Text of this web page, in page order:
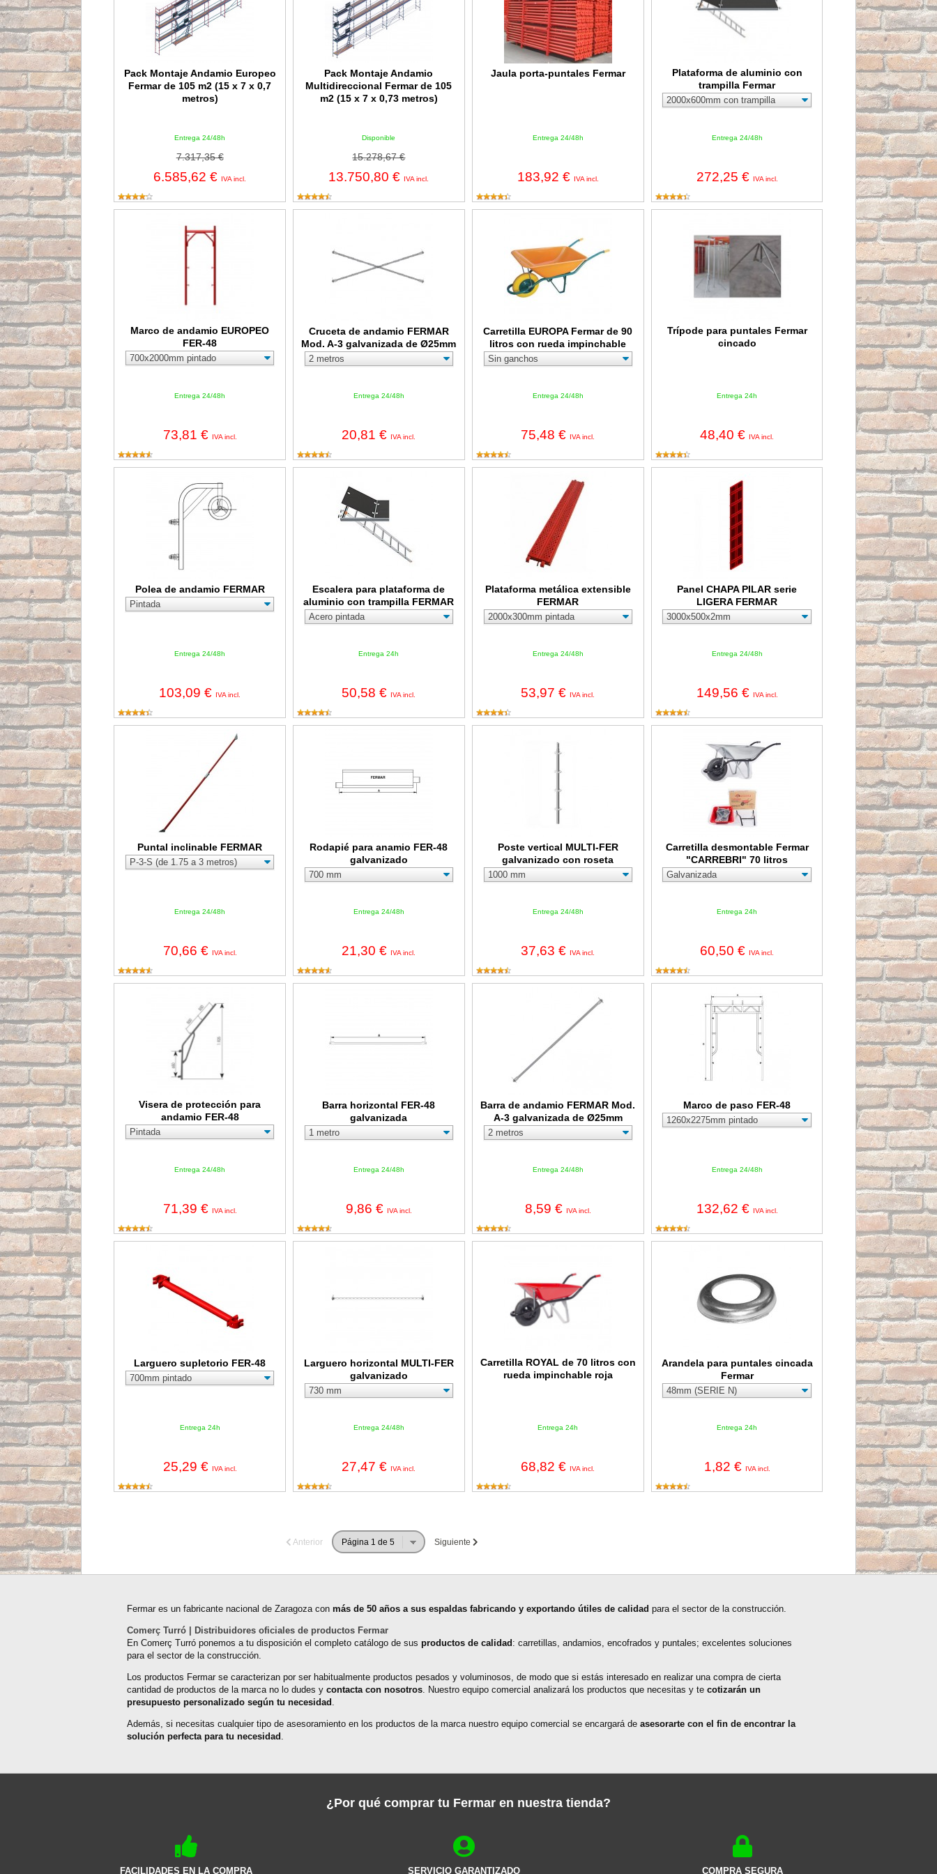
Pack Montaje Andamio Europeo
Fermar de 105 m2 (15 x 7 x 0,7
metros)
Entrega 24/48h
7.317,35 €
6.585,62 € IVA incl.
Pack Montaje Andamio
Multidireccional Fermar de 105
m2 (15 x 7 x 0,73 metros)
Disponible
15.278,67 €
13.750,80 € IVA incl.
Jaula porta-puntales Fermar
Entrega 24/48h
183,92 € IVA incl.
Plataforma de aluminio con
trampilla Fermar
Entrega 24/48h
272,25 € IVA incl.
Marco de andamio EUROPEO
FER-48
Entrega 24/48h
73,81 € IVA incl.
Cruceta de andamio FERMAR
Mod. A-3 galvanizada de Ø25mm
Entrega 24/48h
20,81 € IVA incl.
Carretilla EUROPA Fermar de 90
litros con rueda impinchable
Entrega 24/48h
75,48 € IVA incl.
Trípode para puntales Fermar
cincado
Entrega 24h
48,40 € IVA incl.
Polea de andamio FERMAR
Entrega 24/48h
103,09 € IVA incl.
Escalera para plataforma de
aluminio con trampilla FERMAR
Entrega 24h
50,58 € IVA incl.
Plataforma metálica extensible
FERMAR
Entrega 24/48h
53,97 € IVA incl.
Panel CHAPA PILAR serie
LIGERA FERMAR
Entrega 24/48h
149,56 € IVA incl.
Panel CHAPA PILAR serie LIGERA FERMAR
Puntal inclinable FERMAR
Entrega 24/48h
70,66 € IVA incl.
Puntal inclinable FERMAR
Rodapié para anamio FER-48
galvanizado
Entrega 24/48h
21,30 € IVA incl.
Poste vertical MULTI-FER
galvanizado con roseta
Entrega 24/48h
37,63 € IVA incl.
Carretilla desmontable Fermar
"CARREBRI" 70 litros
Entrega 24h
60,50 € IVA incl.
Carretilla desmontable Fermar "CARREBRI" 70 litros
Visera de protección para
andamio FER-48
Entrega 24/48h
71,39 € IVA incl.
Barra horizontal FER-48
galvanizada
Entrega 24/48h
9,86 € IVA incl.
Barra de andamio FERMAR Mod.
A-3 galvanizada de Ø25mm
Entrega 24/48h
8,59 € IVA incl.
Marco de paso FER-48
Entrega 24/48h
132,62 € IVA incl.
Larguero supletorio FER-48
Entrega 24h
25,29 € IVA incl.
Larguero horizontal MULTI-FER
galvanizado
Entrega 24/48h
27,47 € IVA incl.
Carretilla ROYAL de 70 litros con
rueda impinchable roja
Entrega 24h
68,82 € IVA incl.
Arandela para puntales cincada
Fermar
Entrega 24h
1,82 € IVA incl.
Anterior Siguiente
Fermar es un fabricante nacional de Zaragoza con más de 50 años a sus espaldas fabricando y exportando útiles de calidad para el sector de la construcción.
Comerç Turró | Distribuidores oficiales de productos Fermar
En Comerç Turró ponemos a tu disposición el completo catálogo de sus productos de calidad : carretillas, andamios, encofrados y puntales; excelentes soluciones
para el sector de la construcción.
Los productos Fermar se caracterizan por ser habitualmente productos pesados y voluminosos, de modo que si estás interesado en realizar una compra de cierta
cantidad de productos de la marca no lo dudes y contacta con nosotros . Nuestro equipo comercial analizará los productos que necesitas y te cotizarán un
presupuesto personalizado según tu necesidad
Además, si necesitas cualquier tipo de asesoramiento en los productos de la marca nuestro equipo comercial se encargará de asesorarte con el fin de encontrar la
solución perfecta para tu necesidad
¿Por qué comprar tu Fermar en nuestra tienda?
FACILIDADES EN LA COMPRA SERVICIO GARANTIZADO COMPRA SEGURA